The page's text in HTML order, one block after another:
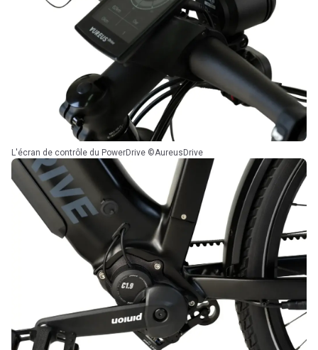
L'écran de contrôle du PowerDrive ©AureusDrive